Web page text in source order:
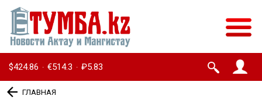
$424.86 · €514.3 · ₽5.83
ГЛАВНАЯ